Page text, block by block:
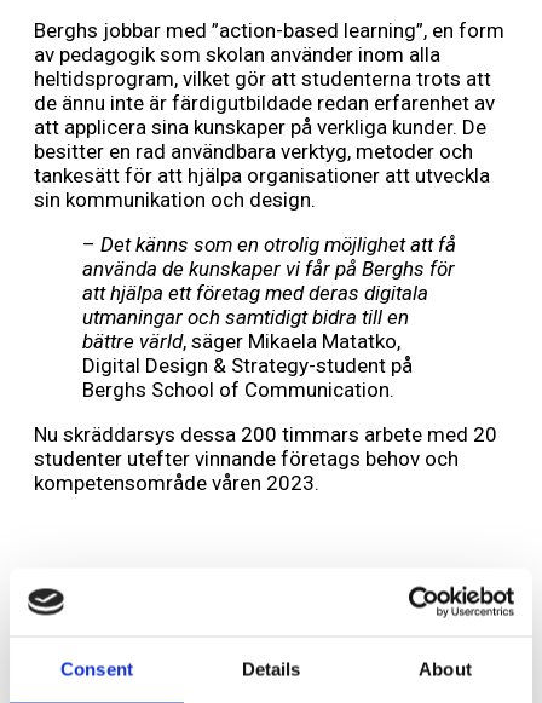
Consent Details About
Berghs jobbar med ”action-based learning”, en form
av pedagogik som skolan använder inom alla
heltidsprogram, vilket gör att studenterna trots att
de ännu inte är färdigutbildade redan erfarenhet av
att applicera sina kunskaper på verkliga kunder. De
besitter en rad användbara verktyg, metoder och
tankesätt för att hjälpa organisationer att utveckla
sin kommunikation och design.
– Det känns som en otrolig möjlighet att få
använda de kunskaper vi får på Berghs för
att hjälpa ett företag med deras digitala
utmaningar och samtidigt bidra till en
bättre värld, säger Mikaela Matatko,
Digital Design & Strategy-student på
Berghs School of Communication.
Nu skräddarsys dessa 200 timmars arbete med 20
studenter utefter vinnande företags behov och
kompetensområde våren 2023.
Lämna ett svar
märkta*